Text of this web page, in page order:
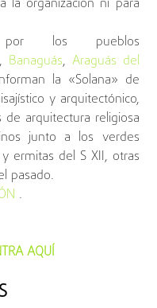
la organización ni para
los pueblos
, Banaguás, Araguás del
la «Solana» de
y arquitectónico,
arquitectura religiosa
junto a los verdes
ermitas del S XII, otras
pasado.
.
AQUÍ